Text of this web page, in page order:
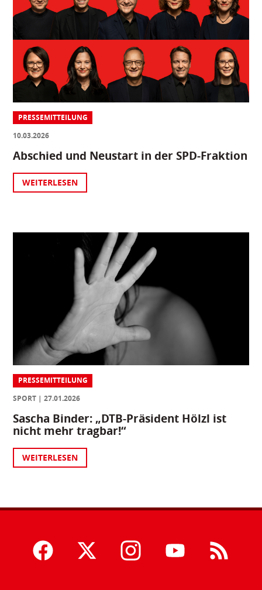
PRESSEMITTEILUNG
10.03.2026
Abschied und Neustart in der SPD-Fraktion
WEITERLESEN
PRESSEMITTEILUNG
SPORT
27.01.2026
Sascha Binder: „DTB-Präsident Hölzl ist
nicht mehr tragbar!“
WEITERLESEN